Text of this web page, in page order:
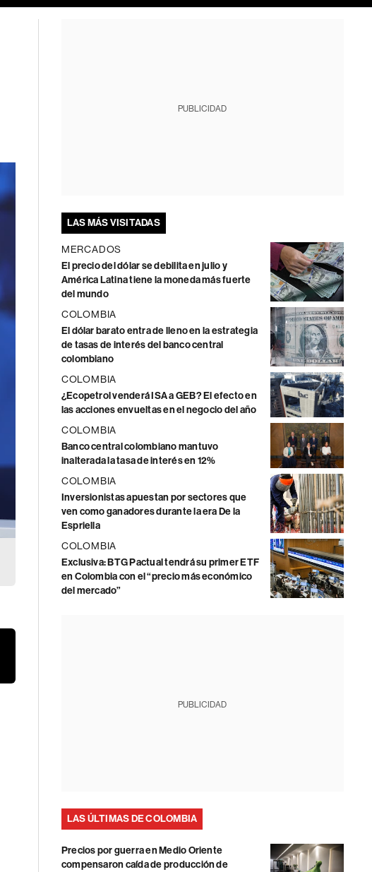
PUBLICIDAD
LAS MÁS VISITADAS
MERCADOS
El precio del dólar se debilita en julio y
América Latina tiene la moneda más fuerte
del mundo
COLOMBIA
El dólar barato entra de lleno en la estrategia
de tasas de interés del banco central
colombiano
COLOMBIA
¿Ecopetrol venderá ISA a GEB? El efecto en
las acciones envueltas en el negocio del año
COLOMBIA
Banco central colombiano mantuvo
inalterada la tasa de interés en 12%
COLOMBIA
Inversionistas apuestan por sectores que
ven como ganadores durante la era De la
Espriella
COLOMBIA
Exclusiva: BTG Pactual tendrá su primer ETF
en Colombia con el “precio más económico
del mercado”
PUBLICIDAD
LAS ÚLTIMAS DE COLOMBIA
Precios por guerra en Medio Oriente
compensaron caída de producción de